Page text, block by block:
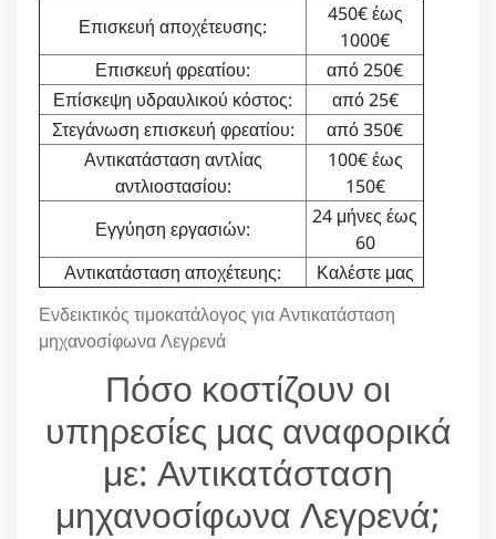
Ενδεικτικός τιμοκατάλογος για Αντικατάσταση
μηχανοσίφωνα Λεγρενά
Επισκευή αποχέτευσης:
450€ έως
1000€
Επισκευή φρεατίου:
από 250€
Επίσκεψη υδραυλικού κόστος:
από 25€
Στεγάνωση επισκευή φρεατίου:
από 350€
Αντικατάσταση αντλίας
αντλιοστασίου:
100€ έως
150€
Εγγύηση εργασιών:
24 μήνες έως
60
Αντικατάσταση αποχέτευης:
Καλέστε μας
Πόσο κοστίζουν οι
υπηρεσίες μας αναφορικά
με: Αντικατάσταση
μηχανοσίφωνα Λεγρενά;